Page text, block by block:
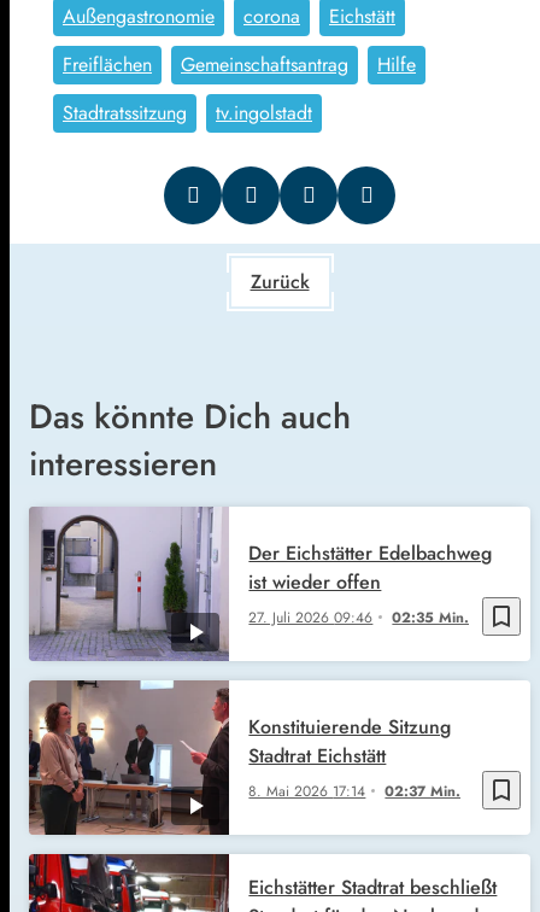
Außengastronomie corona
Eichstätt
Freiflächen
Gemeinschaftsantrag
Hilfe
Stadtratssitzung
tv.ingolstadt
Zurück
Das könnte Dich auch
interessieren
bookmark_border
27. Juli 202609:46 02:35 Min.
Der Eichstätter Edelbachweg
ist wieder offen
bookmark_border
8. Mai 2026 17:14 02:37 Min.
Konstituierende Sitzung
Stadtrat Eichstätt
Eichstätter Stadtrat beschließt